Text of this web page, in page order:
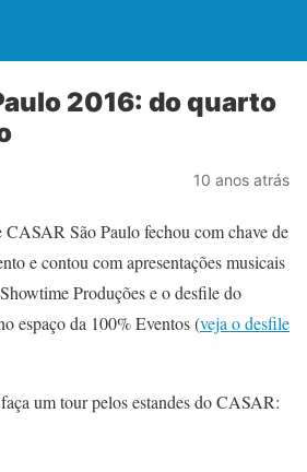
2016: do quarto
10 anos atrás
São Paulo fechou com chave de
e contou com apresentações musicais
Produções e o desfile do
espaço da 100% Eventos (veja o desfile
um tour pelos estandes do CASAR: